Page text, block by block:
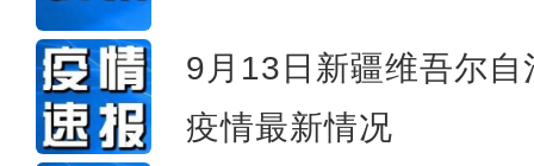
9月13日新疆维吾尔
疫情最新情况